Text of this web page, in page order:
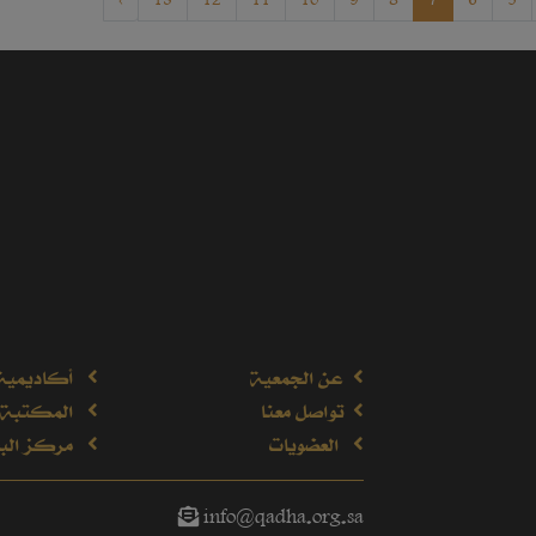
عن الجمعية
تواصل معنا
العضويات
مركز
info@qadha.org.sa